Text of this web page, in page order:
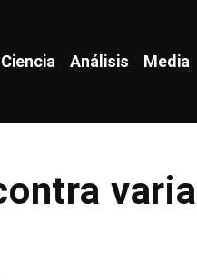
Ciencia Análisis Media